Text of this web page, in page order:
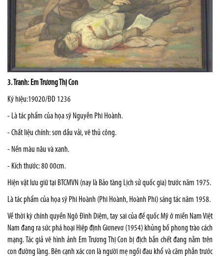
3. Tranh: Em Trương Thị Con
Ký hiệu:19020/ĐD 1236
- Là tác phẩm của họa sỹ Nguyễn Phi Hoành.
- Chất liệu chính: sơn dầu vải, vẽ thủ công.
- Nền màu nâu và xanh.
- Kích thước: 80 00cm.
Hiện vật lưu giữ tại BTCMVN (nay là Bảo tàng Lịch sử quốc gia) trước năm 1975.
Là tác phẩm của họa sỹ Phi Hoành (Phi Hoành, Hoành Phi) sáng tác năm 1958.
Về thời kỳ chính quyền Ngô Đình Diệm, tay sai của đế quốc Mỹ ở miền Nam Việt
Nam đang ra sức phá hoại Hiệp định Giơnevơ (1954) khủng bố phong trào cách
mạng. Tác giả vẽ hình ảnh Em Trương Thị Con bị địch bắn chết đang nằm trên
con đường làng. Bên cạnh xác con là người mẹ ngồi đau khổ và căm phẫn trước